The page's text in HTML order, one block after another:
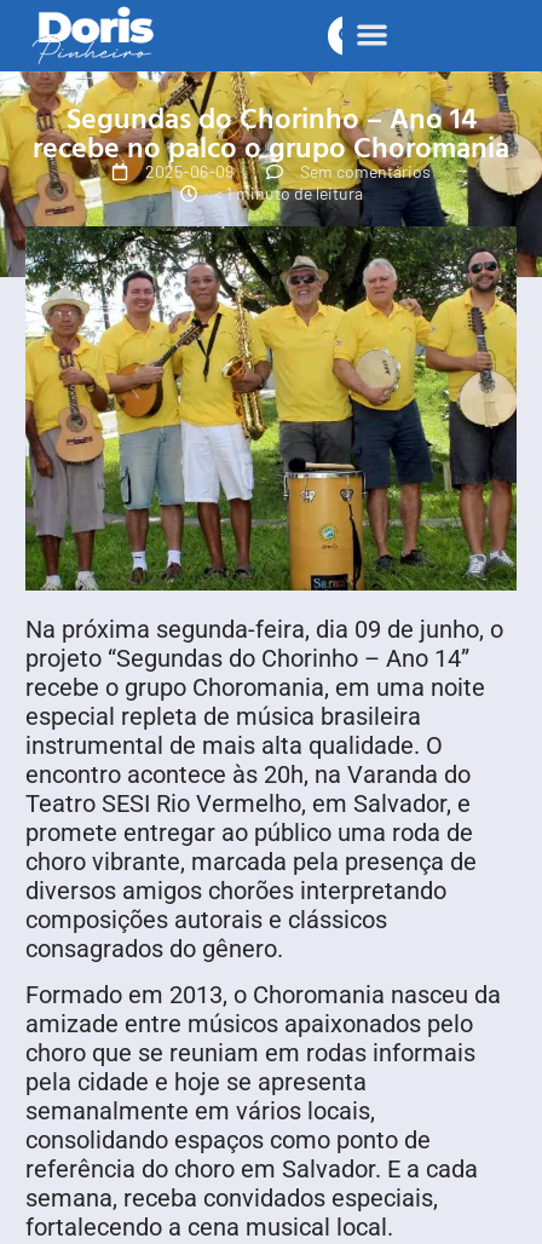
Segundas do Chorinho – Ano 14
recebe no palco o grupo Choromania
2025-06-09
Sem comentários
< 1 minuto de leitura
Na próxima segunda-feira, dia 09 de junho, o
projeto “Segundas do Chorinho – Ano 14”
recebe o grupo Choromania, em uma noite
especial repleta de música brasileira
instrumental de mais alta qualidade. O
encontro acontece às 20h, na Varanda do
Teatro SESI Rio Vermelho, em Salvador, e
promete entregar ao público uma roda de
choro vibrante, marcada pela presença de
diversos amigos chorões interpretando
composições autorais e clássicos
consagrados do gênero.
Formado em 2013, o Choromania nasceu da
amizade entre músicos apaixonados pelo
choro que se reuniam em rodas informais
pela cidade e hoje se apresenta
semanalmente em vários locais,
consolidando espaços como ponto de
referência do choro em Salvador. E a cada
semana, receba convidados especiais,
fortalecendo a cena musical local.